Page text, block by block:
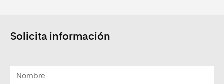
Solicita información